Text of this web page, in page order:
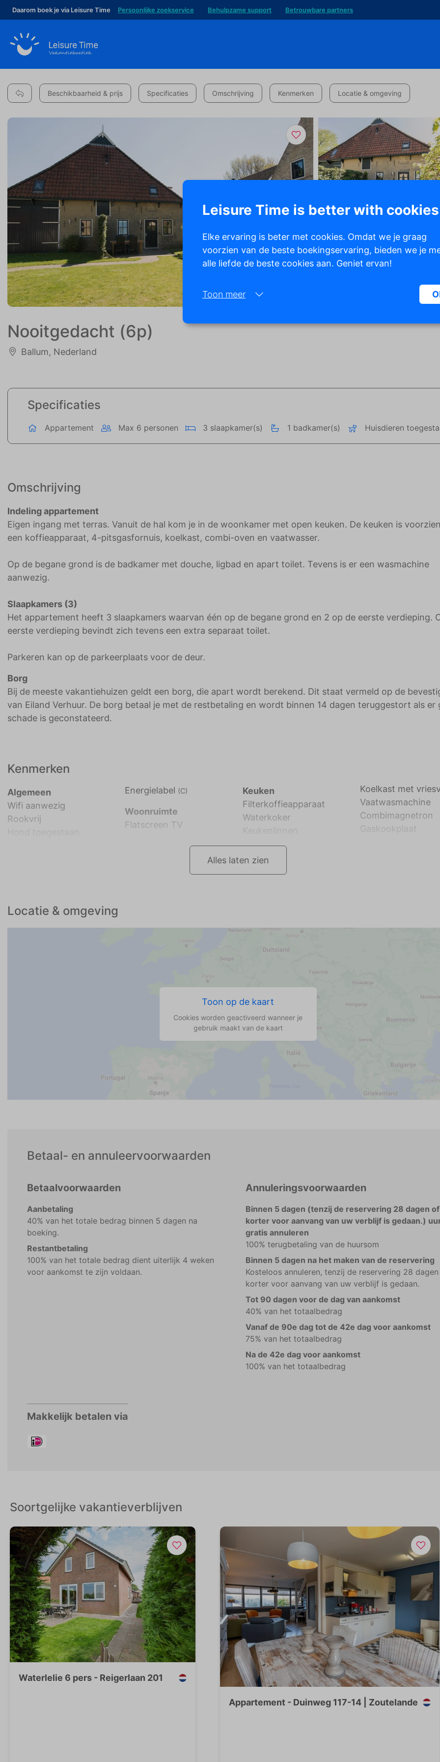
Daarom boek je via Leisure Time Persoonlijke zoekservice Behulpzame support Betrouwbare partners
Beschikbaarheid & prijs Specificaties Omschrijving Kenmerken Locatie & omgeving
Nooitgedacht (6p)
Ballum, Nederland
Specificaties
Appartement Max 6 personen 3 slaapkamer(s) 1 badkamer(s) Huisdieren
Omschrijving
Indeling appartement
Eigen ingang met terras. Vanuit de hal kom je in de woonkamer met open keuken. De keuken is
een koffieapparaat, 4-pitsgasfornuis, koelkast, combi-oven en vaatwasser.
Op de begane grond is de badkamer met douche, ligbad en apart toilet. Tevens is er een wasmachine
aanwezig.
Slaapkamers (3)
Het appartement heeft 3 slaapkamers waarvan één op de begane grond en 2 op de eerste verdieping.
eerste verdieping bevindt zich tevens een extra separaat toilet.
Parkeren kan op de parkeerplaats voor de deur.
Borg
Bij de meeste vakantiehuizen geldt een borg, die apart wordt berekend. Dit staat vermeld op de
van Eiland Verhuur. De borg betaal je met de restbetaling en wordt binnen 14 dagen teruggestort als er
schade is geconstateerd.
Kenmerken
Algemeen
Wifi aanwezig
Rookvrij
Energielabel (C)
Woonruimte
Flatscreen TV
Keuken
Filterkoffieapparaat
Waterkoker
Keukenlinnen
Koelkast met
Vaatwasmachine
Combimagnetron
Gaskookplaat
Alles laten zien
Locatie & omgeving
Toon op de kaart
Cookies worden geactiveerd wanneer je
gebruik maakt van de kaart
Betaal- en annuleervoorwaarden
Betaalvoorwaarden
Aanbetaling
40% van het totale bedrag binnen 5 dagen na
boeking.
Restantbetaling
100% van het totale bedrag dient uiterlijk 4 weken
voor aankomst te zijn voldaan.
Annuleringsvoorwaarden
Binnen 5 dagen (tenzij de reservering 28 dagen of
korter voor aanvang van uw verblijf is gedaan.)
gratis annuleren
100% terugbetaling van de huursom
Binnen 5 dagen na het maken van de reservering
Kosteloos annuleren, tenzij de reservering 28
korter voor aanvang van uw verblijf is gedaan.
Tot 90 dagen voor de dag van aankomst
40% van het totaalbedrag
Vanaf de 90e dag tot de 42e dag voor aankomst
75% van het totaalbedrag
Na de 42e dag voor aankomst
100% van het totaalbedrag
Makkelijk betalen via
Soortgelijke vakantieverblijven
Waterlelie 6 pers - Reigerlaan 201
Appartement - Duinweg 117-14 | Zoutelande
Leisure Time is better with
Elke ervaring is beter met cookies. Omdat we je graag
voorzien van de beste boekingservaring, bieden we je
alle liefde de beste cookies aan. Geniet ervan!
Toon meer
Noodzakelijk:
basisfuncties als paginanavigatie en toegang tot beveiligde
Marketing:
zijn afgestemd op en relevant zijn voor de individuele gebruiker. Deze